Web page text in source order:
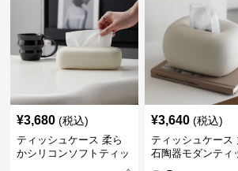
¥3,680 (税込)
ティッシュケース 柔ら
かシリコンソフトティッ
¥3,640 (税込)
ティッシュケース
石陶器モダンティ